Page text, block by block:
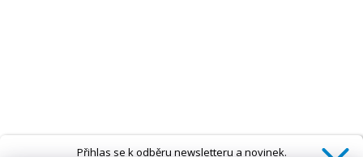
Přihlas se k odběru newsletteru a novinek.